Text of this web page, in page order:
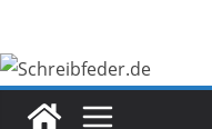
springen